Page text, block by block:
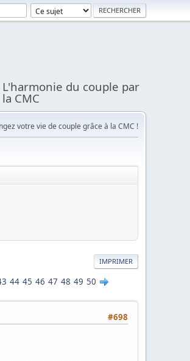
L'harmonie du couple par
la CMC
votre vie de couple grâce à la CMC !
IMPRIMER
44 45 46 47 48 49 50
#698